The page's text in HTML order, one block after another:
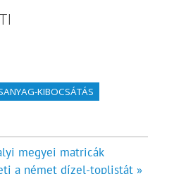
KIBOCSÁTÁS
megyei matricák
a német dízel-toplistát »